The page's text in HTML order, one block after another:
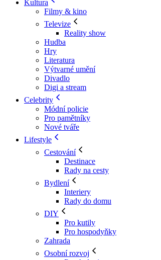
Kultura
Filmy & kino
Televize
Reality show
Hudba
Hry
Literatura
Výtvarné umění
Divadlo
Digi a stream
Celebrity
Módní policie
Pro pamětníky
Nové tváře
Lifestyle
Cestování
Destinace
Rady na cesty
Bydlení
Interiery
Rady do domu
DIY
Pro kutily
Pro hospodyňky
Zahrada
Osobní rozvoj